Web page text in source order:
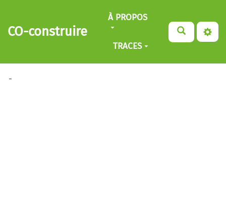
Aller au contenu principal
CO-construire
À PROPOS
TRACES
-